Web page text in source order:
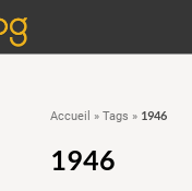
Accueil » Tags » 1946
1946